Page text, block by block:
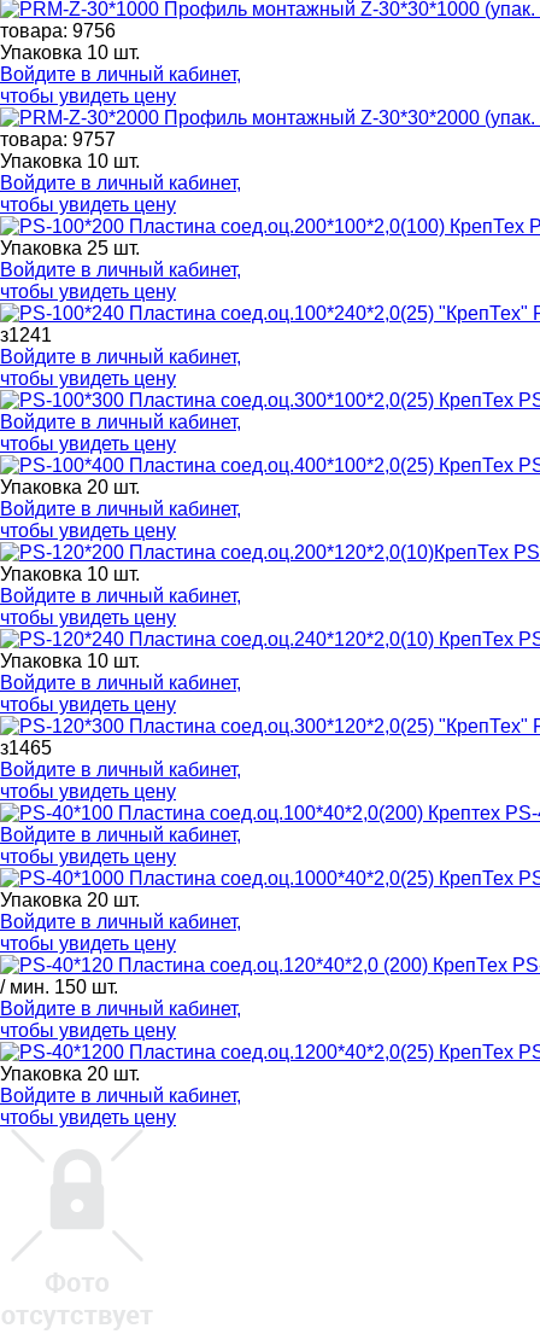
товара: 9756
Упаковка 10 шт.
Войдите в личный кабинет,
чтобы увидеть цену
товара: 9757
Упаковка 10 шт.
Войдите в личный кабинет,
чтобы увидеть цену
Упаковка 25 шт.
Войдите в личный кабинет,
чтобы увидеть цену
з1241
Войдите в личный кабинет,
чтобы увидеть цену
Войдите в личный кабинет,
чтобы увидеть цену
Упаковка 20 шт.
Войдите в личный кабинет,
чтобы увидеть цену
Упаковка 10 шт.
Войдите в личный кабинет,
чтобы увидеть цену
Упаковка 10 шт.
Войдите в личный кабинет,
чтобы увидеть цену
з1465
Войдите в личный кабинет,
чтобы увидеть цену
Войдите в личный кабинет,
чтобы увидеть цену
Упаковка 20 шт.
Войдите в личный кабинет,
чтобы увидеть цену
/ мин. 150 шт.
Войдите в личный кабинет,
чтобы увидеть цену
Упаковка 20 шт.
Войдите в личный кабинет,
чтобы увидеть цену